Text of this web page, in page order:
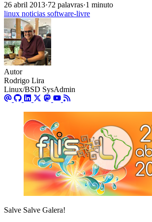
26 abril 2013·72 palavras·1 minuto
linux noticias software-livre
Autor
Rodrigo Lira
Linux/BSD SysAdmin
Salve Salve Galera!